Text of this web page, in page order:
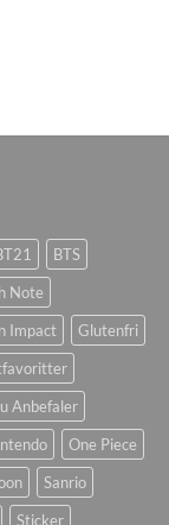
BTS
Note
Impact
Glutenfri
Anbefaler
One Piece
Sanrio
Sticker